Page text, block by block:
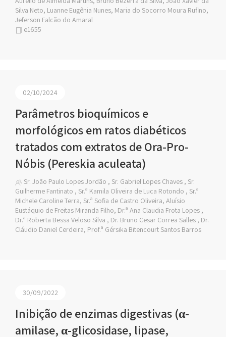
Silva Neto, Luanne Eugênia Nunes, Maria do Socorro Moura Rufino,
Jeferson Falcão do Amaral
e1655
02/10/2024
Parâmetros bioquímicos e
morfológicos em ratos diabéticos
tratados com extratos de Ora-Pro-
Nóbis (Pereskia aculeata)
Sr. João Paulo Lopes Jordão , Sr. Gabriel Lopes Chaves , Sr.
Guilherme Fantinato , Sr.ª Kamila Oliveira de Luca Rotondo , Sr.ª
Michele Caroline Terra, Sr.ª Sofia de Castro Oliveira, Aluísio
Eustáquio de Freitas Miranda Filho, Dr.ª Ana Claudia Frota Lopes ,
Dr.ª Roberta Bessa Veloso Silva , Dr. Bruno Cesar Correa Salles , Dr.
Cláudio Daniel Cerdeira, Prof.ª Gérsika Bitencourt Santos Barros
30/09/2022
Inibição de enzimas digestivas (α-
amilase, α-glicosidase, lipase,